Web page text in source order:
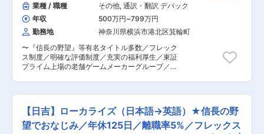
ていただきます。 ■業務詳細： 【プロジェクト
例】 ・テスト・検証・サポート 最新アプリや
Webサービスに不備がないか、ユーザー視点とエ
ンジニア視点の両方で確認。あわせて操作方法の
品質管理 システム全体の信頼性を支え、安定稼働
を守る検証ワーク ・実績の一部 タイミングによ
っては、有名ゲームタイトルの音声チェックやデ
ゼロでスタート 「いきなり入社は不安…」という
声にお応えし、希望者には【お試し仕事体験】を
実施しています。実際にIT技術に触れてみて、
業種 / 職種
その他, 通訳・翻訳 デバック
年収
500万円~799万円
勤務地
神奈川県横浜市港北区箕輪町
〜『信長の野望』等有名タイトル多数／フレック
ス制度／明確な評価制度／充実の福利厚生／東証
プライム上場の老舗ゲームメーカーグループ／グ
るため、簡体字チェッカーとしての経験を持つ人
材を募集しています。業界内での競争力を高める
ため、品質チェックや翻訳監修などの専門知識を
持つ方を求めています。 ■職務概要/職務の特
【日吉】ローカライズ（日本語→英語）★信長の野
望でおなじみ／年休125日／離職率5%／フレックス